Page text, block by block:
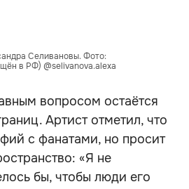
Селивановы. Фото:
в РФ) @selivanova.alexa
вопросом остаётся
Артист отметил, что
с фанатами, но просит
«Я не
бы, чтобы люди его